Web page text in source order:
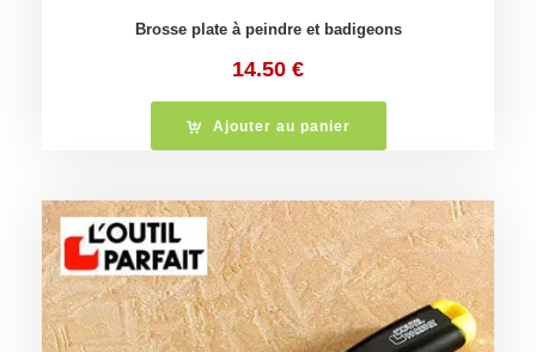
Brosse plate à peindre et badigeons
14.50 €
Ajouter au panier